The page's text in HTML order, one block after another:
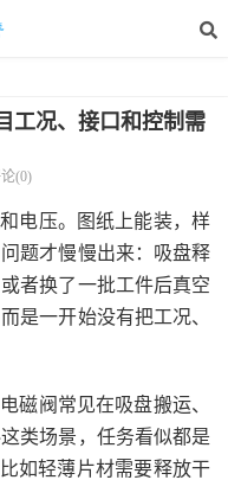
工况、接口和控制需
(0)
电压。图纸上能装，样
题才慢慢出来：吸盘释
者换了一批工件后真空
是一开始没有把工况、
磁阀常见在吸盘搬运、
类场景，任务看似都是
如轻薄片材需要释放干